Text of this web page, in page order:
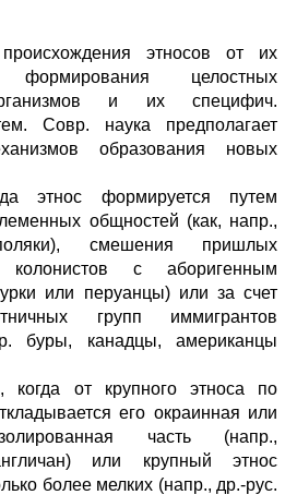
этносов от их
целостных
и их специфич.
Совр. наука предполагает
образования новых
этнос формируется путем
общностей (как, напр.,
смешения пришлых
колонистов с аборигенным
или перуанцы) или за счет
групп иммигрантов
буры, канадцы, американцы
от крупного этноса по
его окраинная или
часть (напр.,
или крупный этнос
более мелких (напр., др.-рус.